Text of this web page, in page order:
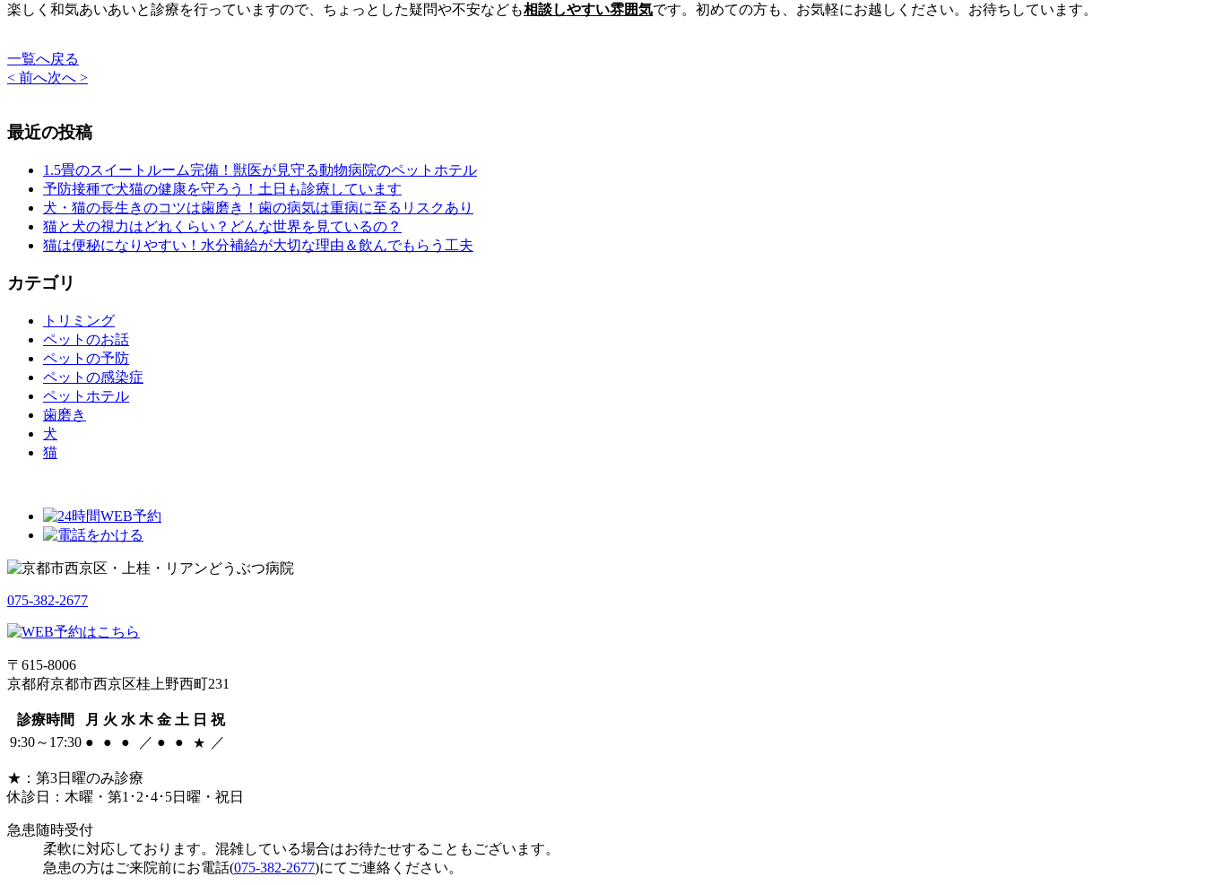
楽しく和気あいあいと診療を行っていますので、ちょっとした疑問や不安なども相談しやすい雰囲気です。初めての方も、お気軽にお越しください。お待ちしています。
一覧へ戻る
< 前へ次へ >
最近の投稿
1.5畳のスイートルーム完備！獣医が見守る動物病院のペットホテル
予防接種で犬猫の健康を守ろう！土日も診療しています
犬・猫の長生きのコツは歯磨き！歯の病気は重病に至るリスクあり
猫と犬の視力はどれくらい？どんな世界を見ているの？
猫は便秘になりやすい！水分補給が大切な理由＆飲んでもらう工夫
カテゴリ
トリミング
ペットのお話
ペットの予防
ペットの感染症
ペットホテル
歯磨き
犬
猫
075-382-2677
〒615-8006
京都府京都市西京区桂上野西町231
診療時間 月 火 水 木 金 土 日 祝
9:30～17:30 ● ● ● ／ ● ● ★ ／
★：第3日曜のみ診療
休診日：木曜・第1･2･4･5日曜・祝日
急患随時受付
柔軟に対応しております。混雑している場合はお待たせすることもございます。
急患の方はご来院前にお電話(075-382-2677)にてご連絡ください。